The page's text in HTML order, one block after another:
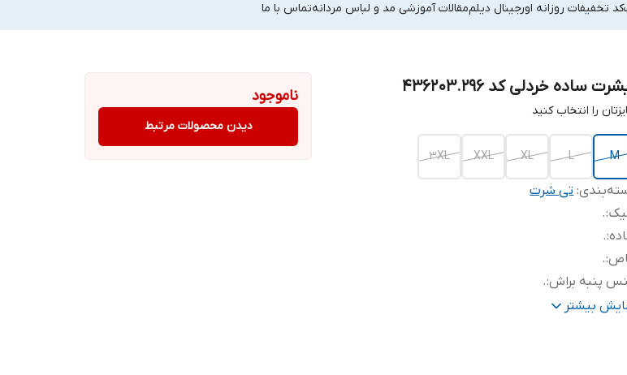
کد تخفیفات روزانه اورجینال دیلممقالات آموزشی مد و لباس مردانهتماس با ما
ساده خردلی کد 436203.296
را انتخاب کنید
M
L
XL
XXL
3XL
:تی شرت
:
.
:
.
:
.
پنبه براش:
.
:
. بیشتر
ناموجود
دیدن محصولات مرتبط